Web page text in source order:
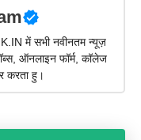
में सभी नवीनतम न्यूज़
ऑनलाइन फॉर्म, कॉलेज
करता हु।